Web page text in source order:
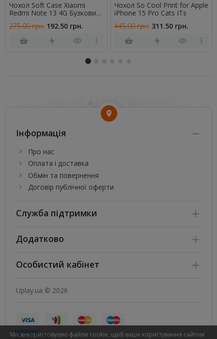
Чохол Soft Case Xiaomi
Redmi Note 13 4G Бузковий
275.00 грн. 192.50 грн.
Чохол So Cool Print for Apple
iPhone 15 Pro Cats ITs
445.00 грн. 311.50 грн.
Інформація
Про нас
Оплата і доставка
Обмін та повернення
Договір публічної оферти
Служба підтримки
Додатково
Особистий кабінет
Uplay.ua © 2026
Ми використовуємо файли cookie, щоб ваше користування сайтом